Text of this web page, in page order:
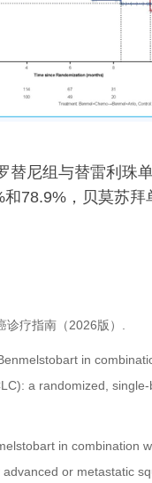
替尼组与替雷利珠
78.9%，贝莫苏
诊疗指南（2026版）
in
a randomized,
in combination
or metastatic